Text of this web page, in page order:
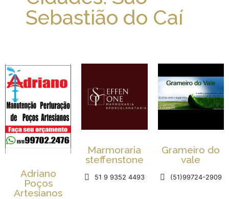
Sebastião do Caí
Adriano
Poços
Artesianos
Marmoraria
steffenstone
51 9 9352 4493
Grameiro do
vale
(51)99724-2909